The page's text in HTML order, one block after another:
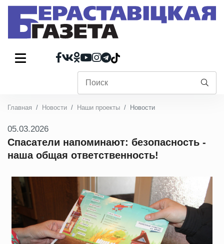
Главная Новости Наши проекты Новости
05.03.2026
Спасатели напоминают: безопасность -
наша общая ответственность!